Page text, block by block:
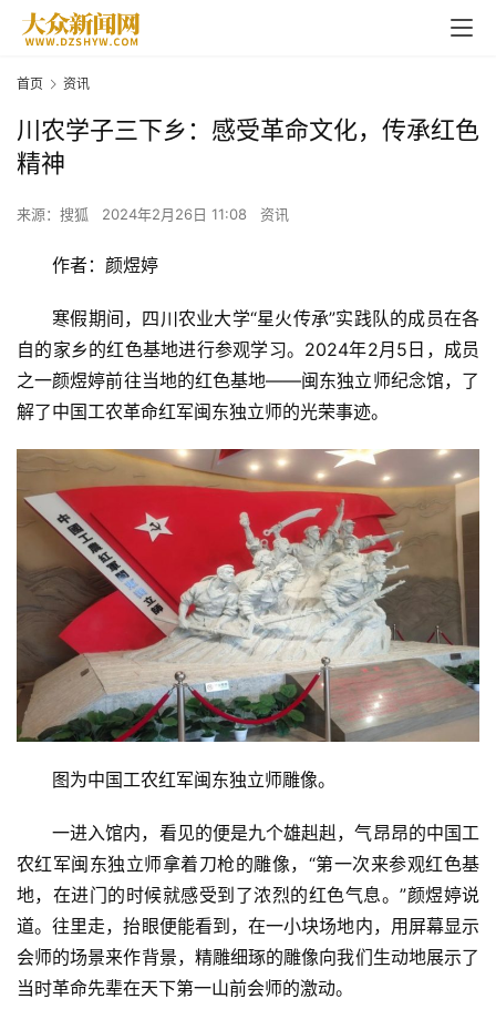
首页 资讯
川农学子三下乡：感受革命文化，传承红色
精神
来源：搜狐 2024年2月26日 11:08 资讯
作者：颜煜婷
寒假期间，四川农业大学“星火传承”实践队的成员在各
自的家乡的红色基地进行参观学习。2024年2月5日，成员
之一颜煜婷前往当地的红色基地——闽东独立师纪念馆，了
解了中国工农革命红军闽东独立师的光荣事迹。
图为中国工农红军闽东独立师雕像。
一进入馆内，看见的便是九个雄赳赳，气昂昂的中国工
农红军闽东独立师拿着刀枪的雕像，“第一次来参观红色基
地，在进门的时候就感受到了浓烈的红色气息。”颜煜婷说
道。往里走，抬眼便能看到，在一小块场地内，用屏幕显示
会师的场景来作背景，精雕细琢的雕像向我们生动地展示了
当时革命先辈在天下第一山前会师的激动。